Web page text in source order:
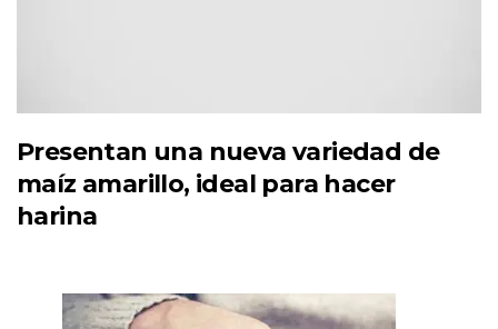
Presentan una nueva variedad de
maíz amarillo, ideal para hacer
harina